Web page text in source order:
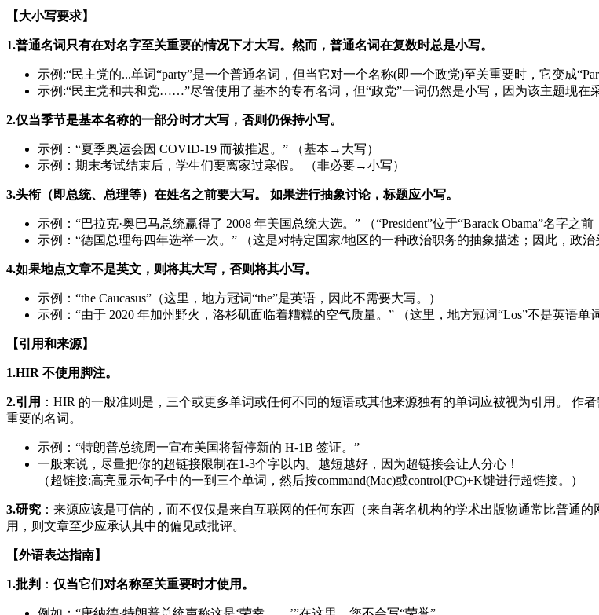
【大小写要求】
1.普通名词只有在对名字至关重要的情况下才大写。然而，普通名词在复数时总是小写。
示例:“民主党的...单词“party”是一个普通名词，但当它对一个名称(即一个政党)至关重要时，它变成
示例:“民主党和共和党……”尽管使用了基本的专有名词，但“政党”一词仍然是小写，因为该主题现在
2.仅当季节是基本名称的一部分时才大写，否则仍保持小写。
示例：“夏季奥运会因 COVID-19 而被推迟。” （基本→大写）
示例：期末考试结束后，学生们要离家过寒假。 （非必要→小写）
3.头衔（即总统、总理等）在姓名之前要大写。 如果进行抽象讨论，标题应小写。
示例：“巴拉克·奥巴马总统赢得了 2008 年美国总统大选。” （“President”位于“Barack Obama”名字之
示例：“德国总理每四年选举一次。” （这是对特定国家/地区的一种政治职务的抽象描述；因此，政治
4.如果地点文章不是英文，则将其大写，否则将其小写。
示例：“the Caucasus”（这里，地方冠词“the”是英语，因此不需要大写。）
示例：“由于 2020 年加州野火，洛杉矶面临着糟糕的空气质量。” （这里，地方冠词“Los”不是英语单
【引用和来源】
1.HIR 不使用脚注。
2.引用 ：HIR 的一般准则是，三个或更多单词或任何不同的短语或其他来源独有的单词应被视为引用。
重要的名词。
示例：“特朗普总统周一宣布美国将暂停新的 H-1B 签证。”
一般来说，尽量把你的超链接限制在1-3个字以内。越短越好，因为超链接会让人分心！
（超链接:高亮显示句子中的一到三个单词，然后按command(Mac)或control(PC)+K键进行超链接。）
3.研究 ：来源应该是可信的，而不仅仅是来自互联网的任何东西（来自著名机构的学术出版物通常比普通
用，则文章至少应承认其中的偏见或批评。
【外语表达指南】
1.批判 ： 仅当它们对名称至关重要时才使用。